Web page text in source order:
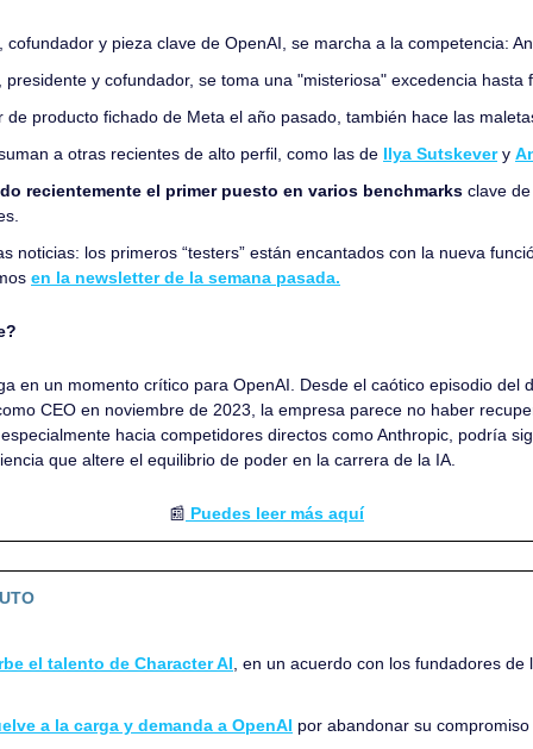
, cofundador y pieza clave de OpenAI, se marcha a la competencia:
presidente y cofundador, se toma una "misteriosa" excedencia hasta
producto fichado de Meta el año pasado, también hace las
a otras recientes de alto perfil, como las de Ilya Sutskever y
recientemente el primer puesto en varios benchmarks clave
noticias: los primeros “testers” están encantados con la nueva
en la newsletter de la semana pasada.
en un momento crítico para OpenAI. Desde el caótico episodio del
CEO en noviembre de 2023, la empresa parece no haber
hacia competidores directos como Anthropic, podría
que altere el equilibrio de poder en la carrera de la IA.
📰 Puedes leer más aquí
el talento de Character AI, en un acuerdo con los fundadores de
a la carga y demanda a OpenAI por abandonar su